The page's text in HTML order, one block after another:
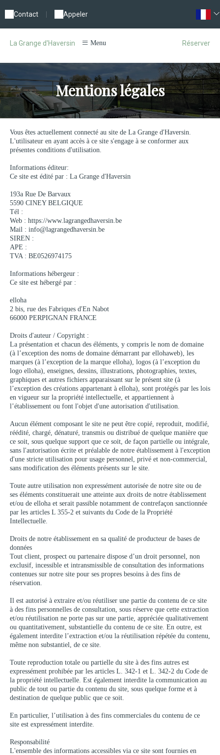
Contact Appeler
La Grange d'Haversin Menu Réserver
Mentions légales
Vous êtes actuellement connecté au site de La Grange d'Haversin.
L'utilisateur en ayant accès à ce site s'engage à se conformer aux
présentes conditions d'utilisation.
Informations éditeur:
Ce site est édité par : La Grange d'Haversin
193a Rue De Barvaux
5590 CINEY BELGIQUE
Tél :
Web : https://www.lagrangedhaversin.be
Mail : info@lagrangedhaversin.be
SIREN :
APE :
TVA : BE0526974175
Informations hébergeur :
Ce site est hébergé par :
elloha
2 bis, rue des Fabriques d'En Nabot
66000 PERPIGNAN FRANCE
Droits d'auteur / Copyright :
La présentation et chacun des éléments, y compris le nom de domaine
(à l’exception des noms de domaine démarrant par ellohaweb), les
marques (à l’exception de la marque elloha), logos (à l’exception du
logo elloha), enseignes, dessins, illustrations, photographies, textes,
graphiques et autres fichiers apparaissant sur le présent site (à
l’exception des créations appartenant à elloha), sont protégés par les lois
en vigueur sur la propriété intellectuelle, et appartiennent à
l’établissement ou font l'objet d'une autorisation d'utilisation.
Aucun élément composant le site ne peut être copié, reproduit, modifié,
réédité, chargé, dénaturé, transmis ou distribué de quelque manière que
ce soit, sous quelque support que ce soit, de façon partielle ou intégrale,
sans l'autorisation écrite et préalable de notre établissement à l'exception
d'une stricte utilisation pour usage personnel, privé et non-commercial,
sans modification des éléments présents sur le site.
Toute autre utilisation non expressément autorisée de notre site ou de
ses éléments constituerait une atteinte aux droits de notre établissement
et/ou de elloha et serait passible notamment de contrefaçon sanctionnée
par les articles L 355-2 et suivants du Code de la Propriété
Intellectuelle.
Droits de notre établissement en sa qualité de producteur de bases de
données
Tout client, prospect ou partenaire dispose d’un droit personnel, non
exclusif, incessible et intransmissible de consultation des informations
contenues sur notre site pour ses propres besoins à des fins de
réservation.
Il est autorisé à extraire et/ou réutiliser une partie du contenu de ce site
à des fins personnelles de consultation, sous réserve que cette extraction
et/ou réutilisation ne porte pas sur une partie, appréciée qualitativement
ou quantitativement, substantielle du contenu de ce site. En outre, est
également interdite l’extraction et/ou la réutilisation répétée du contenu,
même non substantiel, de ce site.
Toute reproduction totale ou partielle du site à des fins autres est
expressément prohibée par les articles L. 342-1 et L. 342-2 du Code de
la propriété intellectuelle. Est également interdite la communication au
public de tout ou partie du contenu du site, sous quelque forme et à
destination de quelque public que ce soit.
En particulier, l’utilisation à des fins commerciales du contenu de ce
site est expressément interdite.
Responsabilité
L'ensemble des informations accessibles via ce site sont fournies en